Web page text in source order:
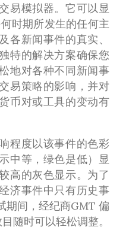
易模拟器。它可以显
时期所发生的任何主
各新闻事件的真实、
特的解决方案确保您
地对各种不同新闻事
易策略的影响，并对
币对或工具的变动有
程度以该事件的色彩
中等，绿色是低）显
高的灰色显示。为了
济事件中只有历史事
期间，经纪商GMT 偏
随时可以轻松调整。